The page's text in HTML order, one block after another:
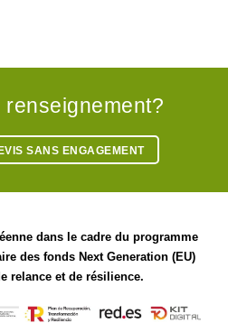
renseignement?
SANS ENGAGEMENT
dans le cadre du programme
des fonds Next Generation (EU)
relance et de résilience.